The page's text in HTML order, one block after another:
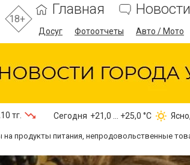
18+
Главная Новости
Досуг Фотоотчеты Авто / Мото
тг. Сегодня +21,0 ... +25,0 °С
продукты питания, непродовольственные